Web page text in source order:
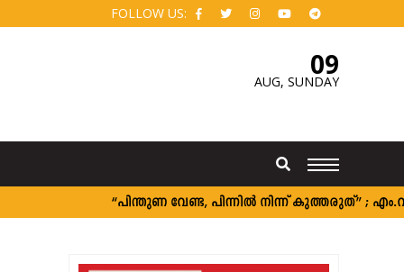
FOLLOW US:
09
AUG, SUNDAY
“പിന്തുണ വേണ്ട, പിന്നിൽ നിന്ന് കുത്തരുത്” ;